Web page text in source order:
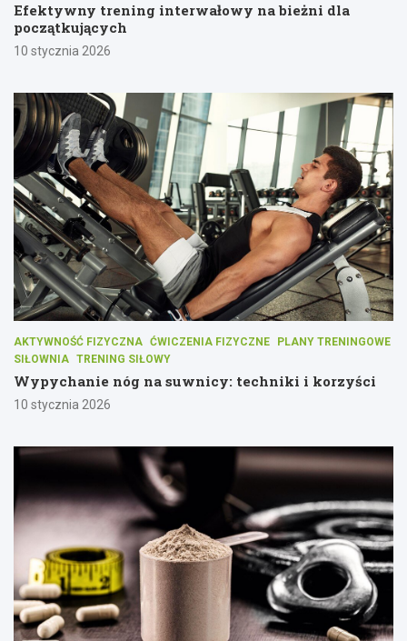
Efektywny trening interwałowy na bieżni dla
początkujących
10 stycznia 2026
AKTYWNOŚĆ FIZYCZNA ĆWICZENIA FIZYCZNE
PLANY TRENINGOWE
SIŁOWNIA TRENING SIŁOWY
Wypychanie nóg na suwnicy: techniki i korzyści
10 stycznia 2026